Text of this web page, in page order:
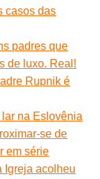
casos das
padres que
de luxo. Real!
Rupnik é
na Eslovênia
se de
em série
Igreja acolheu